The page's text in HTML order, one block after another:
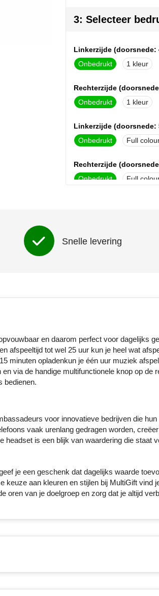
3: Selecteer
Linkerzijde (doorsnede:
Onbedrukt
1
Rechterzijde
Onbedrukt
1
Linkerzijde (doorsnede:
Onbedrukt
Full
Rechterzijde
Onbedrukt
Full
Snelle levering
en daarom perfect voor dagelijks
afspeeltijd tot wel 25 uur kun je heel wat
minuten opladenkun je één uur muziek
via de handige multifunctionele knop op de
bedienen.
voor innovatieve bedrijven die hun
vaak urenlang gedragen worden,
is een blijk van waardering die staat
je een geschenk dat dagelijks waarde
aan kleuren en stijlen bij MultiGift vind
oren van je doelgroep en zorg dat je altijd